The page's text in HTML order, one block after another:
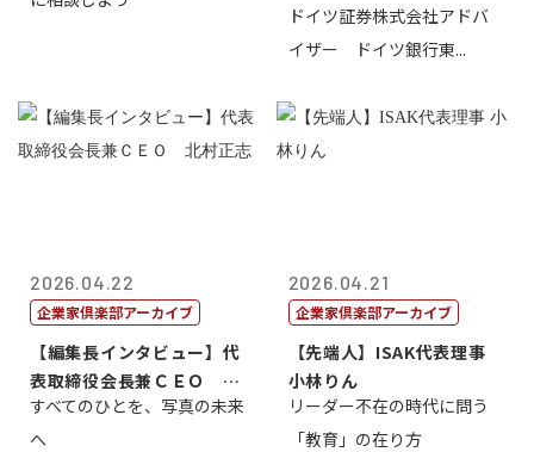
ドイツ証券株式会社アドバ
イザー ドイツ銀行東...
2026.04.22
企業家倶楽部アーカイブ
【編集長インタビュー】代
表取締役会長兼ＣＥＯ 北
村正志
すべてのひとを、写真の未来
へ
2026.04.21
企業家倶楽部アーカイブ
【先端人】ISAK代表理事
小林りん
リーダー不在の時代に問う
「教育」の在り方